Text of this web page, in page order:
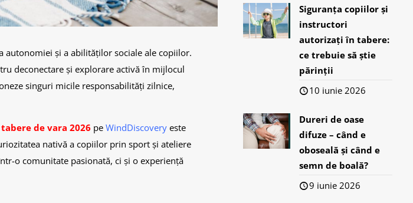
și a abilităților sociale ale copiilor.
deconectare și explorare activă în mijlocul
singuri micile responsabilități zilnice,
tabere de vara 2026 pe WindDiscovery este
nativă a copiilor prin sport și ateliere
o comunitate pasionată, ci și o experiență
Siguranța copiilor și
instructori
autorizați în tabere:
ce trebuie să știe
părinții
10 iunie 2026
Dureri de oase
difuze – când e
oboseală și când e
semn de boală?
9 iunie 2026